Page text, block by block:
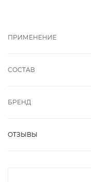
ПРИМЕНЕНИЕ
СОСТАВ
БРЕНД
ОТЗЫВЫ